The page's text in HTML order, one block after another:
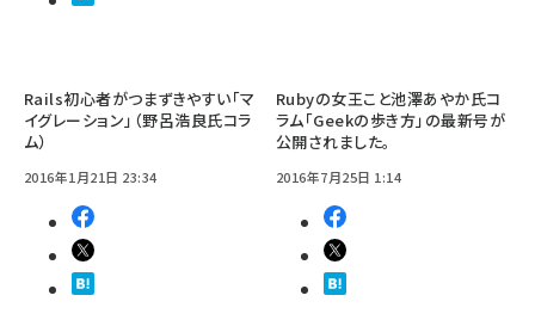
Rails初心者がつまずきやすい「マ
イグレーション」（野呂浩良氏コラ
ム）
2016年1月21日 23:34
Rubyの女王こと池澤あやか氏コ
ラム「Geekの歩き方」の最新号が
公開されました。
2016年7月25日 1:14